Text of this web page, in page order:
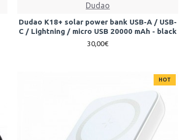
Dudao
Dudao K18+ solar power bank USB-A / USB-
C / Lightning / micro USB 20000 mAh - black
30,00€
HOT